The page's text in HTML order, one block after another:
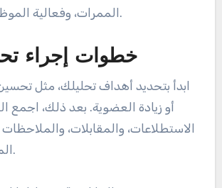
الممرات، وفعالية الموظفين والخدمات.
خطوات إجراء
ابدأ بتحديد أهداف تحليلك، مثل
أو زيادة العضوية. بعد ذلك، اجمع
الاستطلاعات، والمقابلات،
الملعب والمرافق.